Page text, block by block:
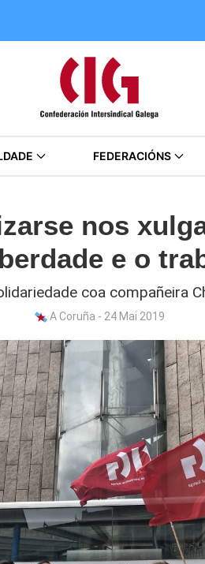
FEDERACIÓNS
nos
e o
coa compañeira
A Coruña - 24 Mai 2019